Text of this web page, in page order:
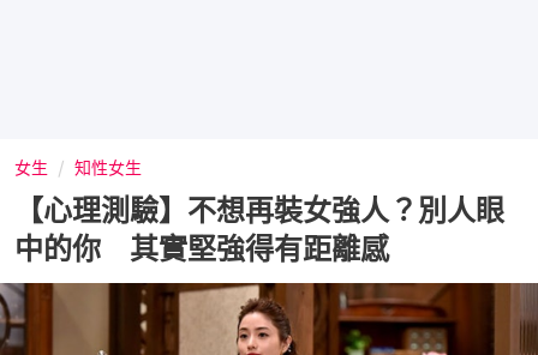
女生 知性女生
【心理測驗】不想再裝女強人？別人眼
中的你 其實堅強得有距離感